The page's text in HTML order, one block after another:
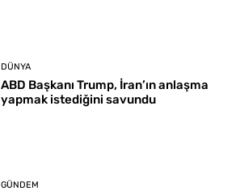
DÜNYA
ABD Başkanı Trump, İran’ın anlaşma
yapmak istediğini savundu
GÜNDEM